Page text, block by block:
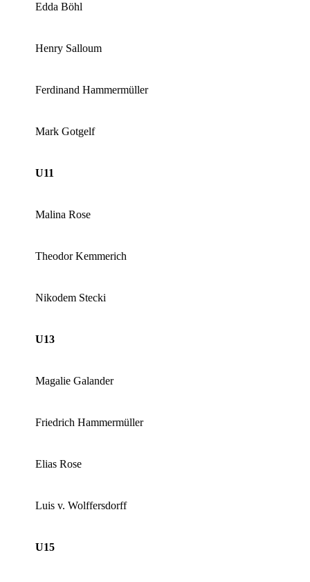
Edda Böhl
Henry Salloum
Ferdinand Hammermüller
Mark Gotgelf
U11
Malina Rose
Theodor Kemmerich
Nikodem Stecki
U13
Magalie Galander
Friedrich Hammermüller
Elias Rose
Luis v. Wolffersdorff
U15